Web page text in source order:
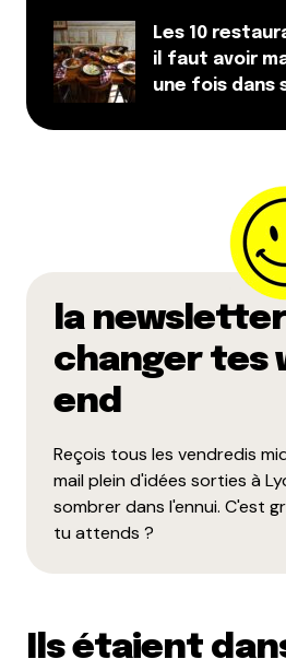
Dis-nous tout*
Enregistrer mon nom, mon e-
navigateur pour mon prochain
Et bim !
Les 10
il faut avoir
une fois dans
la
changer tes
end
Reçois tous les vendredis
mail plein d'idées sorties à
sombrer dans l'ennui. C'est
tu attends ?
Ils étaient